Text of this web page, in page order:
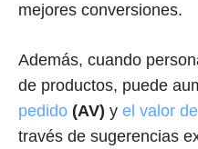
mejores conversiones.
Además, cuando
de productos, puede
pedido (AV) y el valor
través de sugerencias